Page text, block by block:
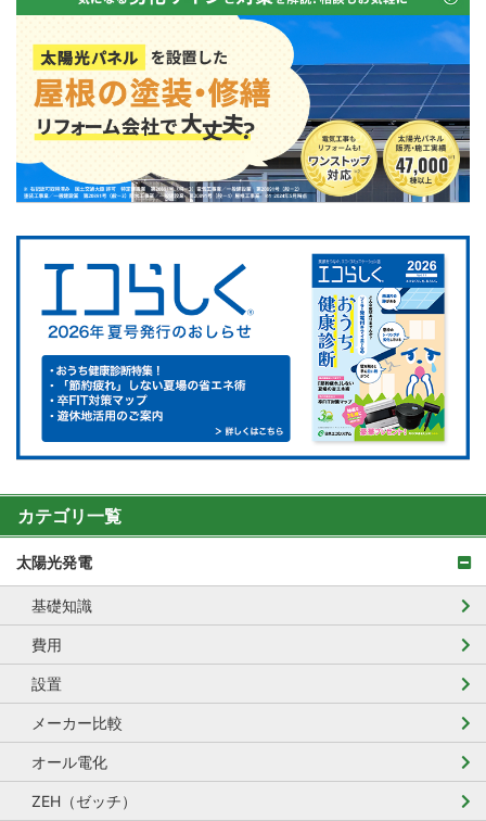
カテゴリ一覧
太陽光発電
基礎知識
費用
設置
メーカー比較
オール電化
ZEH（ゼッチ）